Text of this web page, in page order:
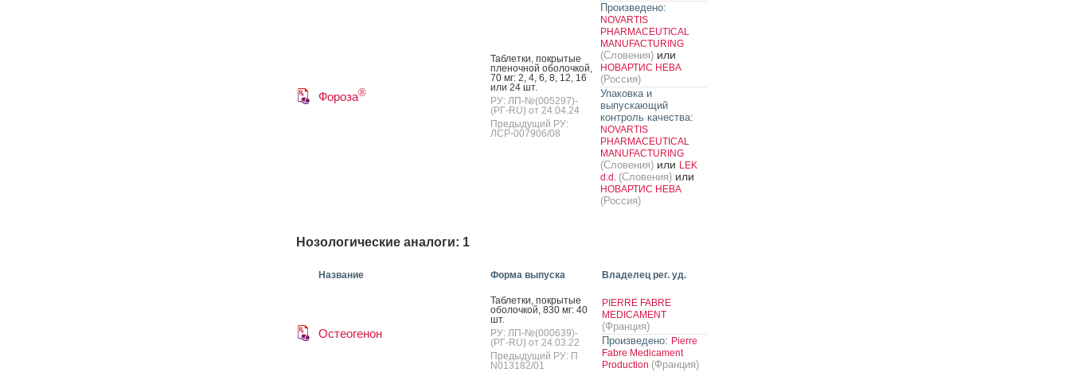
Фороза®
Таб­летки, пок­ры­тые
пле­ноч­ной обо­лоч­кой,
70 мг: 2, 4, 6, 8, 12, 16
или 24 шт.
РУ: ЛП-№(005297)-
(РГ-RU) от 24.04.24
Предыдущий РУ:
ЛСР-007906/08
Произведено:
NOVARTIS
PHARMACEUTICAL
MANUFACTURING
(Словения)или
НОВАРТИС НЕВА
(Россия)
Упаковка и
выпускающий
контроль качества:
NOVARTIS
PHARMACEUTICAL
MANUFACTURING
(Словения)или LEK
d.d. (Словения)или
НОВАРТИС НЕВА
(Россия)
Нозологические аналоги: 1
Название Форма выпуска Владелец рег. уд.
Остеогенон
Таб­летки, пок­ры­тые
обо­лоч­кой, 830 мг: 40
шт.
РУ: ЛП-№(000639)-
(РГ-RU) от 24.03.22
Предыдущий РУ: П
N013182/01
PIERRE FABRE
MEDICAMENT
(Франция)
Произведено: Pierre
Fabre Medicament
Production (Франция)